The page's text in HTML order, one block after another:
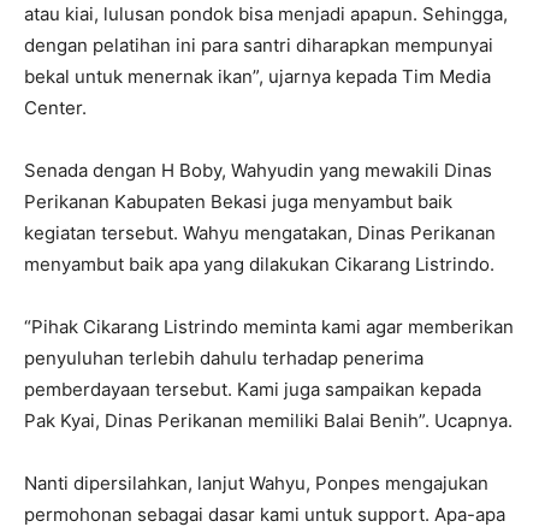
atau kiai, lulusan pondok bisa menjadi apapun. Sehingga,
dengan pelatihan ini para santri diharapkan mempunyai
bekal untuk menernak ikan”, ujarnya kepada Tim Media
Center.
Senada dengan H Boby, Wahyudin yang mewakili Dinas
Perikanan Kabupaten Bekasi juga menyambut baik
kegiatan tersebut. Wahyu mengatakan, Dinas Perikanan
menyambut baik apa yang dilakukan Cikarang Listrindo.
“Pihak Cikarang Listrindo meminta kami agar memberikan
penyuluhan terlebih dahulu terhadap penerima
pemberdayaan tersebut. Kami juga sampaikan kepada
Pak Kyai, Dinas Perikanan memiliki Balai Benih”. Ucapnya.
Nanti dipersilahkan, lanjut Wahyu, Ponpes mengajukan
permohonan sebagai dasar kami untuk support. Apa-apa